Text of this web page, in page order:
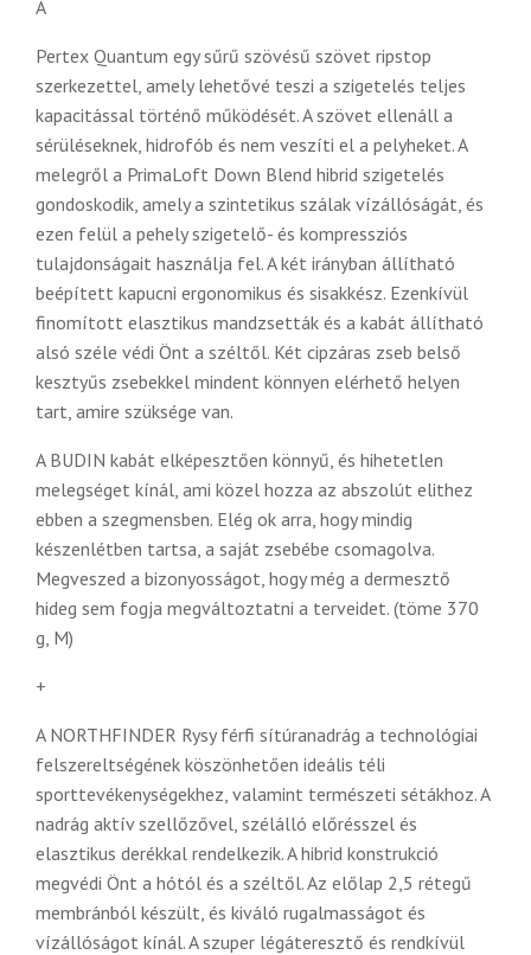
A
Pertex Quantum egy sűrű szövésű szövet ripstop
szerkezettel, amely lehetővé teszi a szigetelés teljes
kapacitással történő működését. A szövet ellenáll a
sérüléseknek, hidrofób és nem veszíti el a pelyheket. A
melegről a PrimaLoft Down Blend hibrid szigetelés
gondoskodik, amely a szintetikus szálak vízállóságát, és
ezen felül a pehely szigetelő- és kompressziós
tulajdonságait használja fel. A két irányban állítható
beépített kapucni ergonomikus és sisakkész. Ezenkívül
finomított elasztikus mandzsetták és a kabát állítható
alsó széle védi Önt a széltől. Két cipzáras zseb belső
kesztyűs zsebekkel mindent könnyen elérhető helyen
tart, amire szüksége van.
A BUDIN kabát elképesztően könnyű, és hihetetlen
melegséget kínál, ami közel hozza az abszolút elithez
ebben a szegmensben. Elég ok arra, hogy mindig
készenlétben tartsa, a saját zsebébe csomagolva.
Megveszed a bizonyosságot, hogy még a dermesztő
hideg sem fogja megváltoztatni a terveidet. (töme 370
g, M)
+
A NORTHFINDER Rysy férfi sítúranadrág a technológiai
felszereltségének köszönhetően ideális téli
sporttevékenységekhez, valamint természeti sétákhoz. A
nadrág aktív szellőzővel, szélálló előrésszel és
elasztikus derékkal rendelkezik. A hibrid konstrukció
megvédi Önt a hótól és a széltől. Az előlap 2,5 rétegű
membránból készült, és kiváló rugalmasságot és
vízállóságot kínál. A szuper légáteresztő és rendkívül